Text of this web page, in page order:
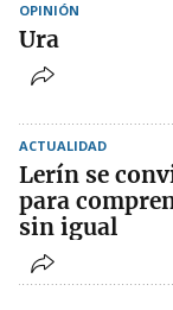
OPINIÓN
Ura
ACTUALIDAD
Lerín se
para
sin igual